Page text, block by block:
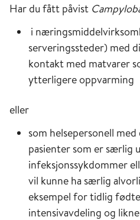
Har du fått påvist
i
serveringssteder) med
kontakt med matvarer
ytterligere oppvarming
eller
som helsepersonell
pasienter som er særlig
infeksjonssykdommer
vil kunne ha særlig
eksempel for tidlig
intensivavdeling og